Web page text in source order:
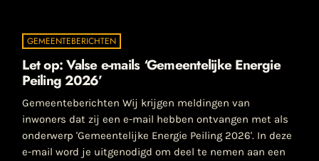
GEMEENTEBERICHTEN
Let op: Valse e-mails ‘Gemeentelijke Energie
Peiling 2026’
Gemeenteberichten Wij krijgen meldingen van
inwoners dat zij een e-mail hebben ontvangen met als
onderwerp 'Gemeentelijke Energie Peiling 2026'. In deze
e-mail word je uitgenodigd om deel te nemen aan een